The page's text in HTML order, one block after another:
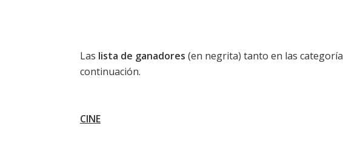
Las lista de ganadores (en negrita) tanto en las
continuación.
CINE